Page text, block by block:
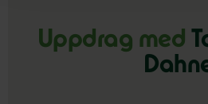
Uppdrag med